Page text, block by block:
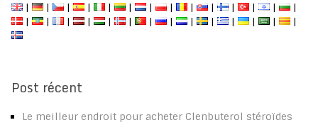
| | | | | | | | | | | | |
|
|
| | | | | | | | | | | | |
Post récent
Le meilleur endroit pour acheter Clenbuterol stéroïdes